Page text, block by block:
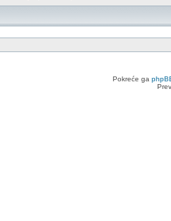
Pokreće ga